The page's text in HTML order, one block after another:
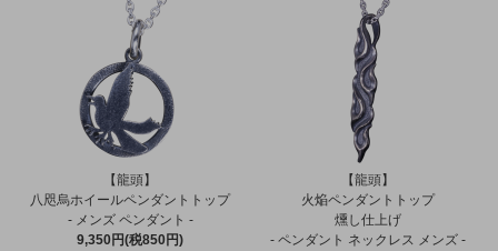
【龍頭】
八咫烏ホイールペンダントトップ
- メンズ ペンダント -
9,350円(税850円)
【龍頭】
火焔ペンダントトップ
燻し仕上げ
- ペンダント ネックレス メンズ -